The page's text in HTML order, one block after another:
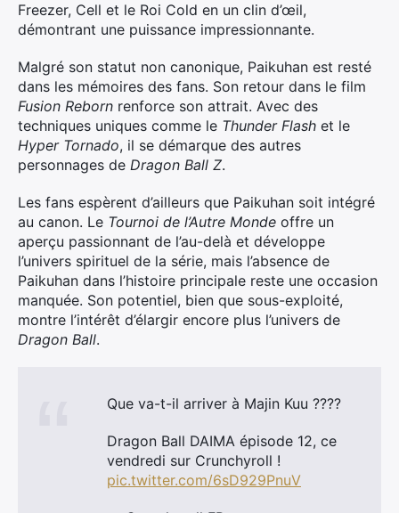
Freezer, Cell et le Roi Cold en un clin d’œil,
démontrant une puissance impressionnante.
Malgré son statut non canonique, Paikuhan est resté
dans les mémoires des fans. Son retour dans le film
Fusion Reborn renforce son attrait. Avec des
techniques uniques comme le Thunder Flash et le
Hyper Tornado, il se démarque des autres
personnages de Dragon Ball Z.
Les fans espèrent d’ailleurs que Paikuhan soit intégré
au canon. Le Tournoi de l’Autre Monde offre un
aperçu passionnant de l’au-delà et développe
l’univers spirituel de la série, mais l’absence de
Paikuhan dans l’histoire principale reste une occasion
manquée. Son potentiel, bien que sous-exploité,
montre l’intérêt d’élargir encore plus l’univers de
Dragon Ball.
Que va-t-il arriver à Majin Kuu ????
Dragon Ball DAIMA épisode 12, ce
vendredi sur Crunchyroll !
pic.twitter.com/6sD929PnuV